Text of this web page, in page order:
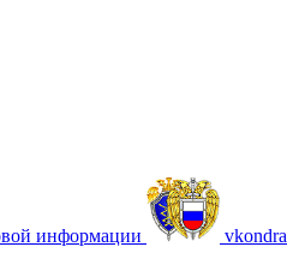
информации